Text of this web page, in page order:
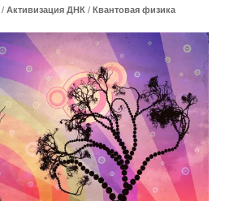
/ Активизация ДНК / Квантовая физика